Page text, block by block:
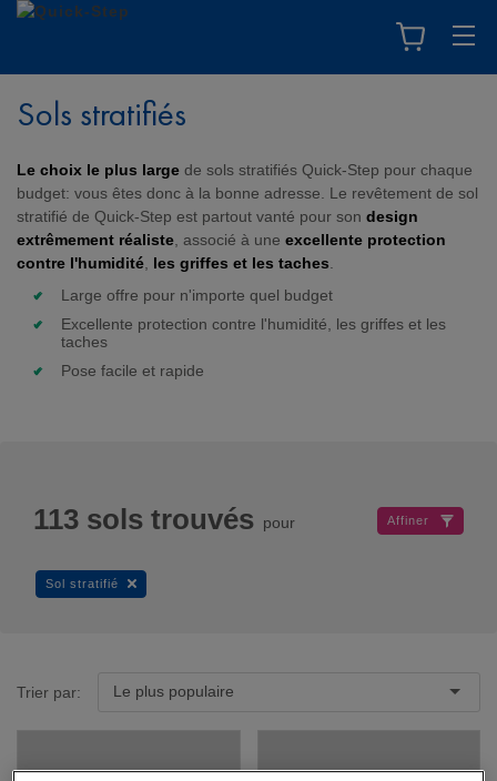
Sols stratifiés
Le choix le plus large de sols stratifiés Quick-Step pour chaque
budget: vous êtes donc à la bonne adresse. Le revêtement de sol
stratifié de Quick-Step est partout vanté pour son design
extrêmement réaliste , associé à une excellente protection
contre l'humidité les griffes et les taches
Large offre pour n'importe quel budget
Excellente protection contre l'humidité, les griffes et les
taches
Pose facile et rapide
113 sols trouvés pour Affiner
Sol stratifié
Trier par: Le plus populaire